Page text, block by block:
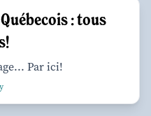
: tous
Par ici!